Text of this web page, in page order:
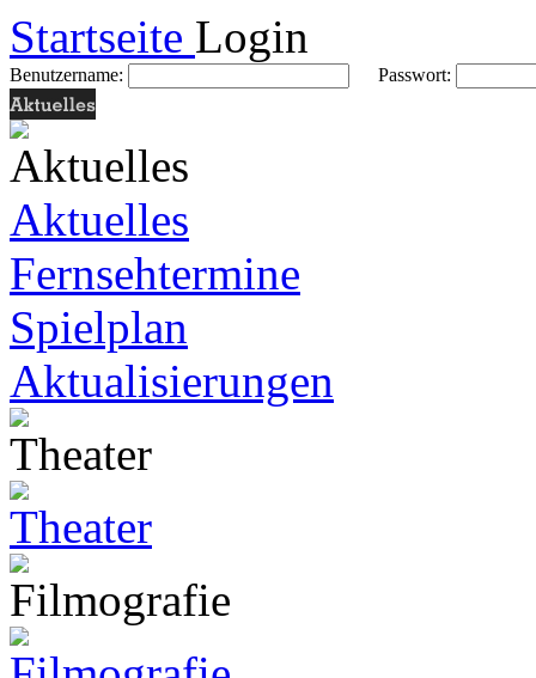
Startseite Login
Benutzername: Passwort:
Aktuelles
Fernsehtermine
Spielplan
Aktualisierungen